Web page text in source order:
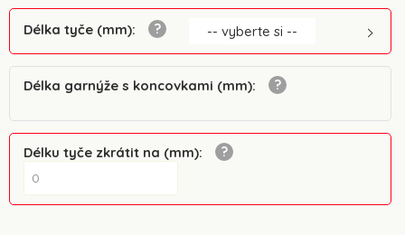
Délka tyče (mm): -- vyberte si --
Délka garnýže s koncovkami (mm):
Délku tyče zkrátit na (mm):